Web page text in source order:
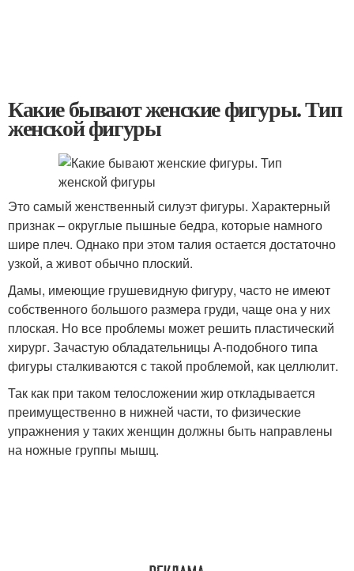
Какие бывают женские фигуры. Тип
женской фигуры
Это самый женственный силуэт фигуры. Характерный
признак – округлые пышные бедра, которые намного
шире плеч. Однако при этом талия остается достаточно
узкой, а живот обычно плоский.
Дамы, имеющие грушевидную фигуру, часто не имеют
собственного большого размера груди, чаще она у них
плоская. Но все проблемы может решить пластический
хирург. Зачастую обладательницы А-подобного типа
фигуры сталкиваются с такой проблемой, как целлюлит.
Так как при таком телосложении жир откладывается
преимущественно в нижней части, то физические
упражнения у таких женщин должны быть направлены
на ножные группы мышц.